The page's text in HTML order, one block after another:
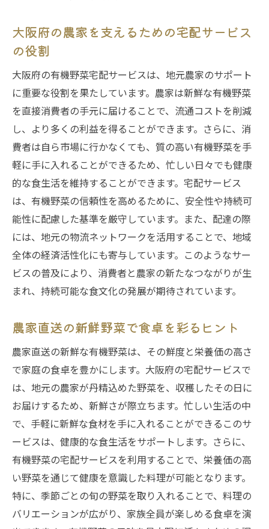
大阪府の農家を支えるための宅配サービス
の役割
大阪府の有機野菜宅配サービスは、地元農家のサポート
に重要な役割を果たしています。農家は新鮮な有機野菜
を直接消費者の手元に届けることで、流通コストを削減
し、より多くの利益を得ることができます。さらに、消
費者は自ら市場に行かなくても、質の高い有機野菜を手
軽に手に入れることができるため、忙しい日々でも健康
的な食生活を維持することができます。宅配サービス
は、有機野菜の信頼性を高めるために、安全性や持続可
能性に配慮した基準を厳守しています。また、配達の際
には、地元の物流ネットワークを活用することで、地域
全体の経済活性化にも寄与しています。このようなサー
ビスの普及により、消費者と農家の新たなつながりが生
まれ、持続可能な食文化の発展が期待されています。
農家直送の新鮮野菜で食卓を彩るヒント
農家直送の新鮮な有機野菜は、その鮮度と栄養価の高さ
で家庭の食卓を豊かにします。大阪府の宅配サービスで
は、地元の農家が丹精込めた野菜を、収穫したその日に
お届けするため、新鮮さが際立ちます。忙しい生活の中
で、手軽に新鮮な食材を手に入れることができるこのサ
ービスは、健康的な食生活をサポートします。さらに、
有機野菜の宅配サービスを利用することで、栄養価の高
い野菜を通じて健康を意識した料理が可能となります。
特に、季節ごとの旬の野菜を取り入れることで、料理の
バリエーションが広がり、家族全員が楽しめる食卓を演